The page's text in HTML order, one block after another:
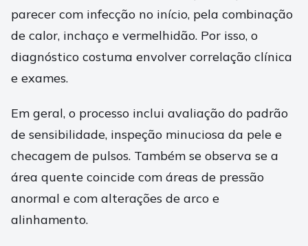
parecer com infecção no início, pela combinação
de calor, inchaço e vermelhidão. Por isso, o
diagnóstico costuma envolver correlação clínica
e exames.
Em geral, o processo inclui avaliação do padrão
de sensibilidade, inspeção minuciosa da pele e
checagem de pulsos. Também se observa se a
área quente coincide com áreas de pressão
anormal e com alterações de arco e
alinhamento.